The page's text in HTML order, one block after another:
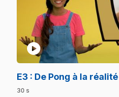
play_circle
E3 : De Pong à la
30 s